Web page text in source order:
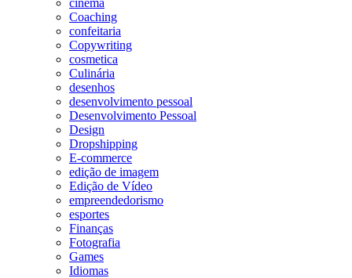
cinema
Coaching
confeitaria
Copywriting
cosmetica
Culinária
desenhos
desenvolvimento pessoal
Desenvolvimento Pessoal
Design
Dropshipping
E-commerce
edição de imagem
Edição de Vídeo
empreendedorismo
esportes
Finanças
Fotografia
Games
Idiomas